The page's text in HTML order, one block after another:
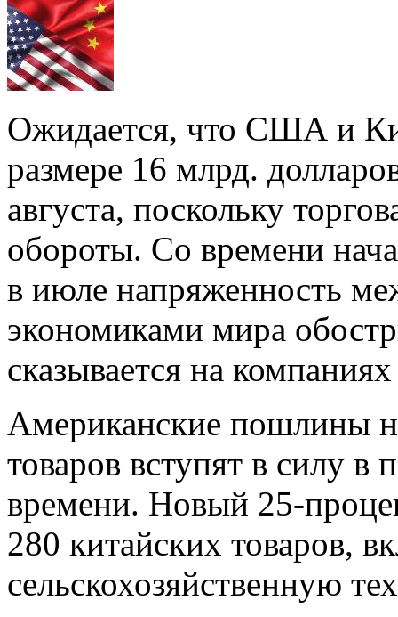
Ожидается, что США и
размере 16 млрд.
августа, поскольку
обороты. Со времени
в июле напряженность
экономиками мира
сказывается на
Американские пошлины
товаров вступят в силу в
времени. Новый 25-
280 китайских товаров,
сельскохозяйственную